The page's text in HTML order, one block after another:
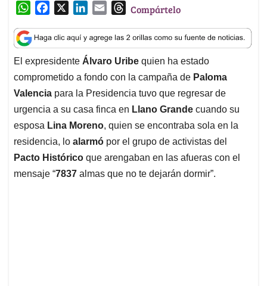
W
a
t
s
A
p
p
c
e
b
o
o
k
n
k
e
d
I
n
a
i
l
T
r
e
a
d
s
Compártelo
El expresidente Álvaro Uribe quien ha estado
comprometido a fondo con la campaña de Paloma
Valencia para la Presidencia tuvo que regresar de
urgencia a su casa finca en Llano Grande cuando su
esposa Lina Moreno, quien se encontraba sola en la
residencia, lo alarmó por el grupo de activistas del
Pacto Histórico que arengaban en las afueras con el
mensaje “7837 almas que no te dejarán dormir”.